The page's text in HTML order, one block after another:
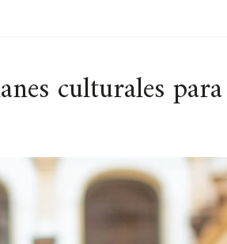
culturales para